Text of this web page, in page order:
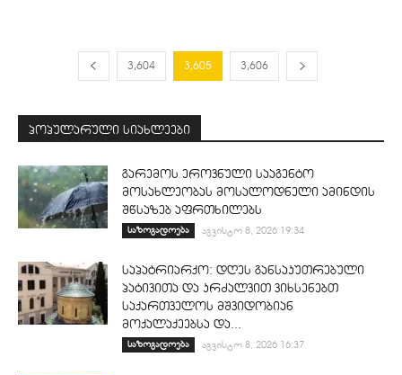
3,604 3,605 3,606
პოპულარული სიახლეები
გარემოს ეროვნული სააგენტო
მოსახლეობას მოსალოდნელი ამინდის
შწსაზებ აფრთხილებს
საზოგადოება აგვისტო 8, 2026 19:34
საპატრიარქო: დღეს განსაკუთრებული
პატივითა და კრძალვით ვიხსენებთ
საქართველოს მშვიდობიან
მოქალაქეებსა და...
საზოგადოება აგვისტო 8, 2026 16:37